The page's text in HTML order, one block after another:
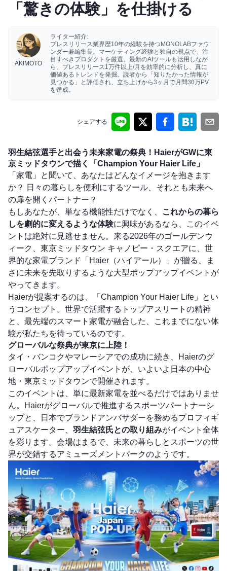
「驚きの体験」を仕掛ける
AKIMOTO
ライター紹介:
プレスリリース業界歴10年の経験を持つMONOLABファウ
ンダー兼編集長。マーケティング経験と独自の視点で、注
目すべきプロダクトを厳選。最新のAIツールも活用しなが
ら、プレスリリース1万件以上/月を効率的に分析し、真に
価値あるトレンドを発掘。読者から「知りたかった情報が
見つかる」と評価され、立ち上げから3ヶ月で月間30万PV
を達成。
シェアする
羽生結弦選手と出会う未来家電の祭典！HaierがGWに東
京ミッドタウンで描く「Champion Your Haier Life」
「家電」と聞いて、あなたはどんなイメージを抱きます
か？ 日々の暮らしを便利にするツール、それとも未来へ
の扉を開くパートナー？
もしあなたが、単なる機能性だけでなく、
これからの暮ら
しを劇的に変えるような体験に興味があるなら、このイベ
ントは絶対に見逃せません。来る2026年のゴールデンウ
ィーク、東京ミッドタウン キャノピー・スクエアに、世
界的な家電ブランド「Haier（ハイアール）」が贈る、ま
さに未来を先取りするような大型ポップアップイベントが
やってきます。
Haierが提案するのは、「Champion Your Haier Life」とい
うコンセプト。世界で活躍するトップアスリートの精神
と、最先端のスマート家電が融合した、これまでにない体
験が私たちを待っているのです。
グローバルな祭典が東京に上陸！
タイ・バンコクやマレーシアでの成功に続き、Haierのグ
ローバルポップアップイベントが、いよいよ日本の中心
地・東京ミッドタウンで開催されます。
このイベントは、単に最新家電を並べるだけではありませ
ん。Haierがグローバルで推進するスポーツパートナーシ
ップと、日本でブランドアンバサダーを務めるプロフィギ
ュアスケーター、 羽生結弦氏との取り組みがイベント全体
を彩ります。会場はまるで、未来の暮らしとスポーツの世
界が交錯するアミューズメントパークのようです。